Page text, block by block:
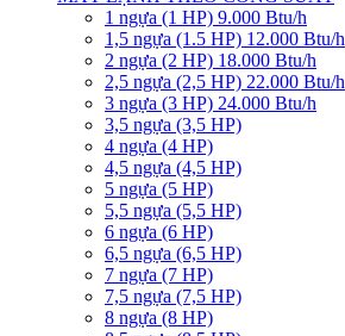
1 ngựa (1 HP) 9.000 Btu/h
1,5 ngựa (1.5 HP) 12.000 Btu/h
2 ngựa (2 HP) 18.000 Btu/h
2,5 ngựa (2,5 HP) 22.000 Btu/h
3 ngựa (3 HP) 24.000 Btu/h
3,5 ngựa (3,5 HP)
4 ngựa (4 HP)
4,5 ngựa (4,5 HP)
5 ngựa (5 HP)
5,5 ngựa (5,5 HP)
6 ngựa (6 HP)
6,5 ngựa (6,5 HP)
7 ngựa (7 HP)
7,5 ngựa (7,5 HP)
8 ngựa (8 HP)